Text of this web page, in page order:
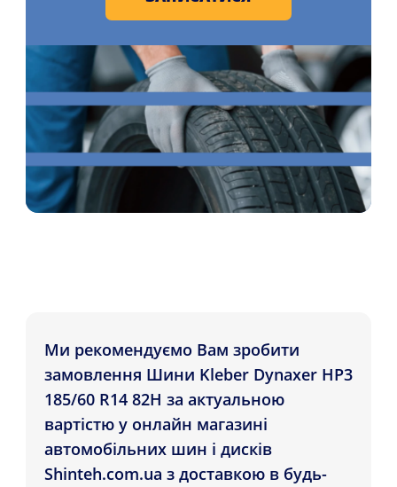
Ми рекомендуємо Вам зробити
замовлення Шини Kleber Dynaxer HP3
185/60 R14 82H за актуальною
вартістю у онлайн магазині
автомобільних шин і дисків
Shinteh.com.ua з доставкою в будь-